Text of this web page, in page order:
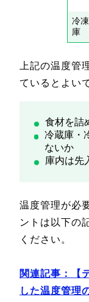
冷凍
庫
上記の温度管
ているとよい
食材を詰
冷蔵庫・
ないか
庫内は先
温度管理が必
ントは以下の
ください。
関連記事：【
した温度管理